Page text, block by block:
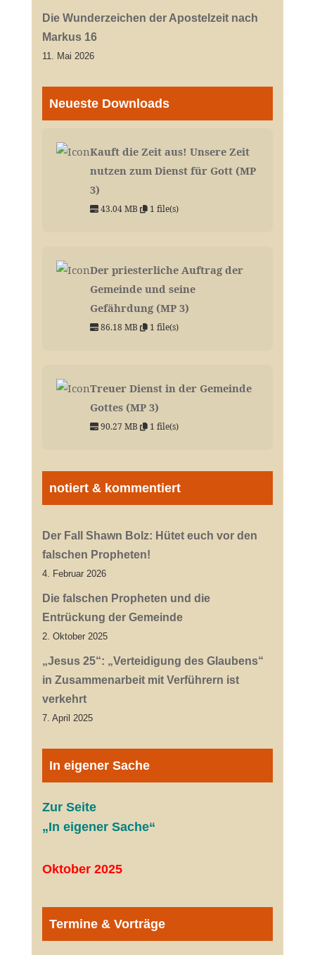
Die Wunderzeichen der Apostelzeit nach
Markus 16
11. Mai 2026
Neueste Downloads
Kauft die Zeit aus! Unsere Zeit
nutzen zum Dienst für Gott (MP
3)
43.04 MB 1 file(s)
Der priesterliche Auftrag der
Gemeinde und seine
Gefährdung (MP 3)
86.18 MB 1 file(s)
Treuer Dienst in der Gemeinde
Gottes (MP 3)
90.27 MB 1 file(s)
notiert & kommentiert
Der Fall Shawn Bolz: Hütet euch vor den
falschen Propheten!
4. Februar 2026
Die falschen Propheten und die
Entrückung der Gemeinde
2. Oktober 2025
„Jesus 25“: „Verteidigung des Glaubens“
in Zusammenarbeit mit Verführern ist
verkehrt
7. April 2025
In eigener Sache
Zur Seite
„In eigener Sache“
Oktober 2025
Termine & Vorträge